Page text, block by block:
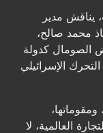
مدير
محمد صالح،
الصومال كدولة
الإسرائيلي
العالمية، لا